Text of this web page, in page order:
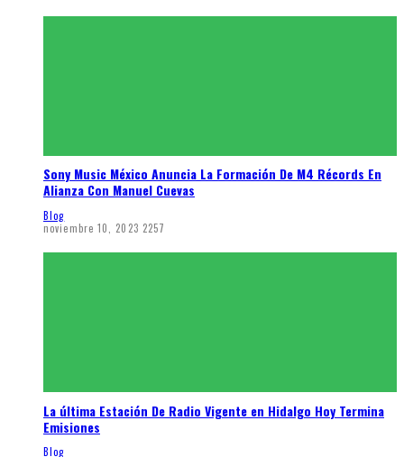
Sony Music México Anuncia La Formación De M4 Récords En
Alianza Con Manuel Cuevas
Blog
noviembre 10, 2023 2257
La última Estación De Radio Vigente en Hidalgo Hoy Termina
Emisiones
Blog